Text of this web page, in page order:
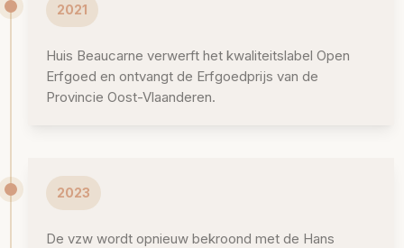
2021
Huis Beaucarne verwerft het kwaliteitslabel Open
Erfgoed en ontvangt de Erfgoedprijs van de
Provincie Oost-Vlaanderen.
2023
De vzw wordt opnieuw bekroond met de Hans